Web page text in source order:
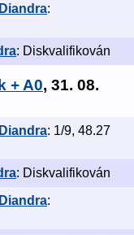
:
: Diskvalifikován
+ A0, 31. 08.
: 1/9, 48.27
: Diskvalifikován
: